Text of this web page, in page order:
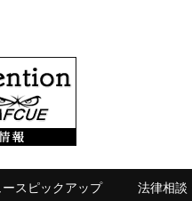
ースピックアップ 法律相談